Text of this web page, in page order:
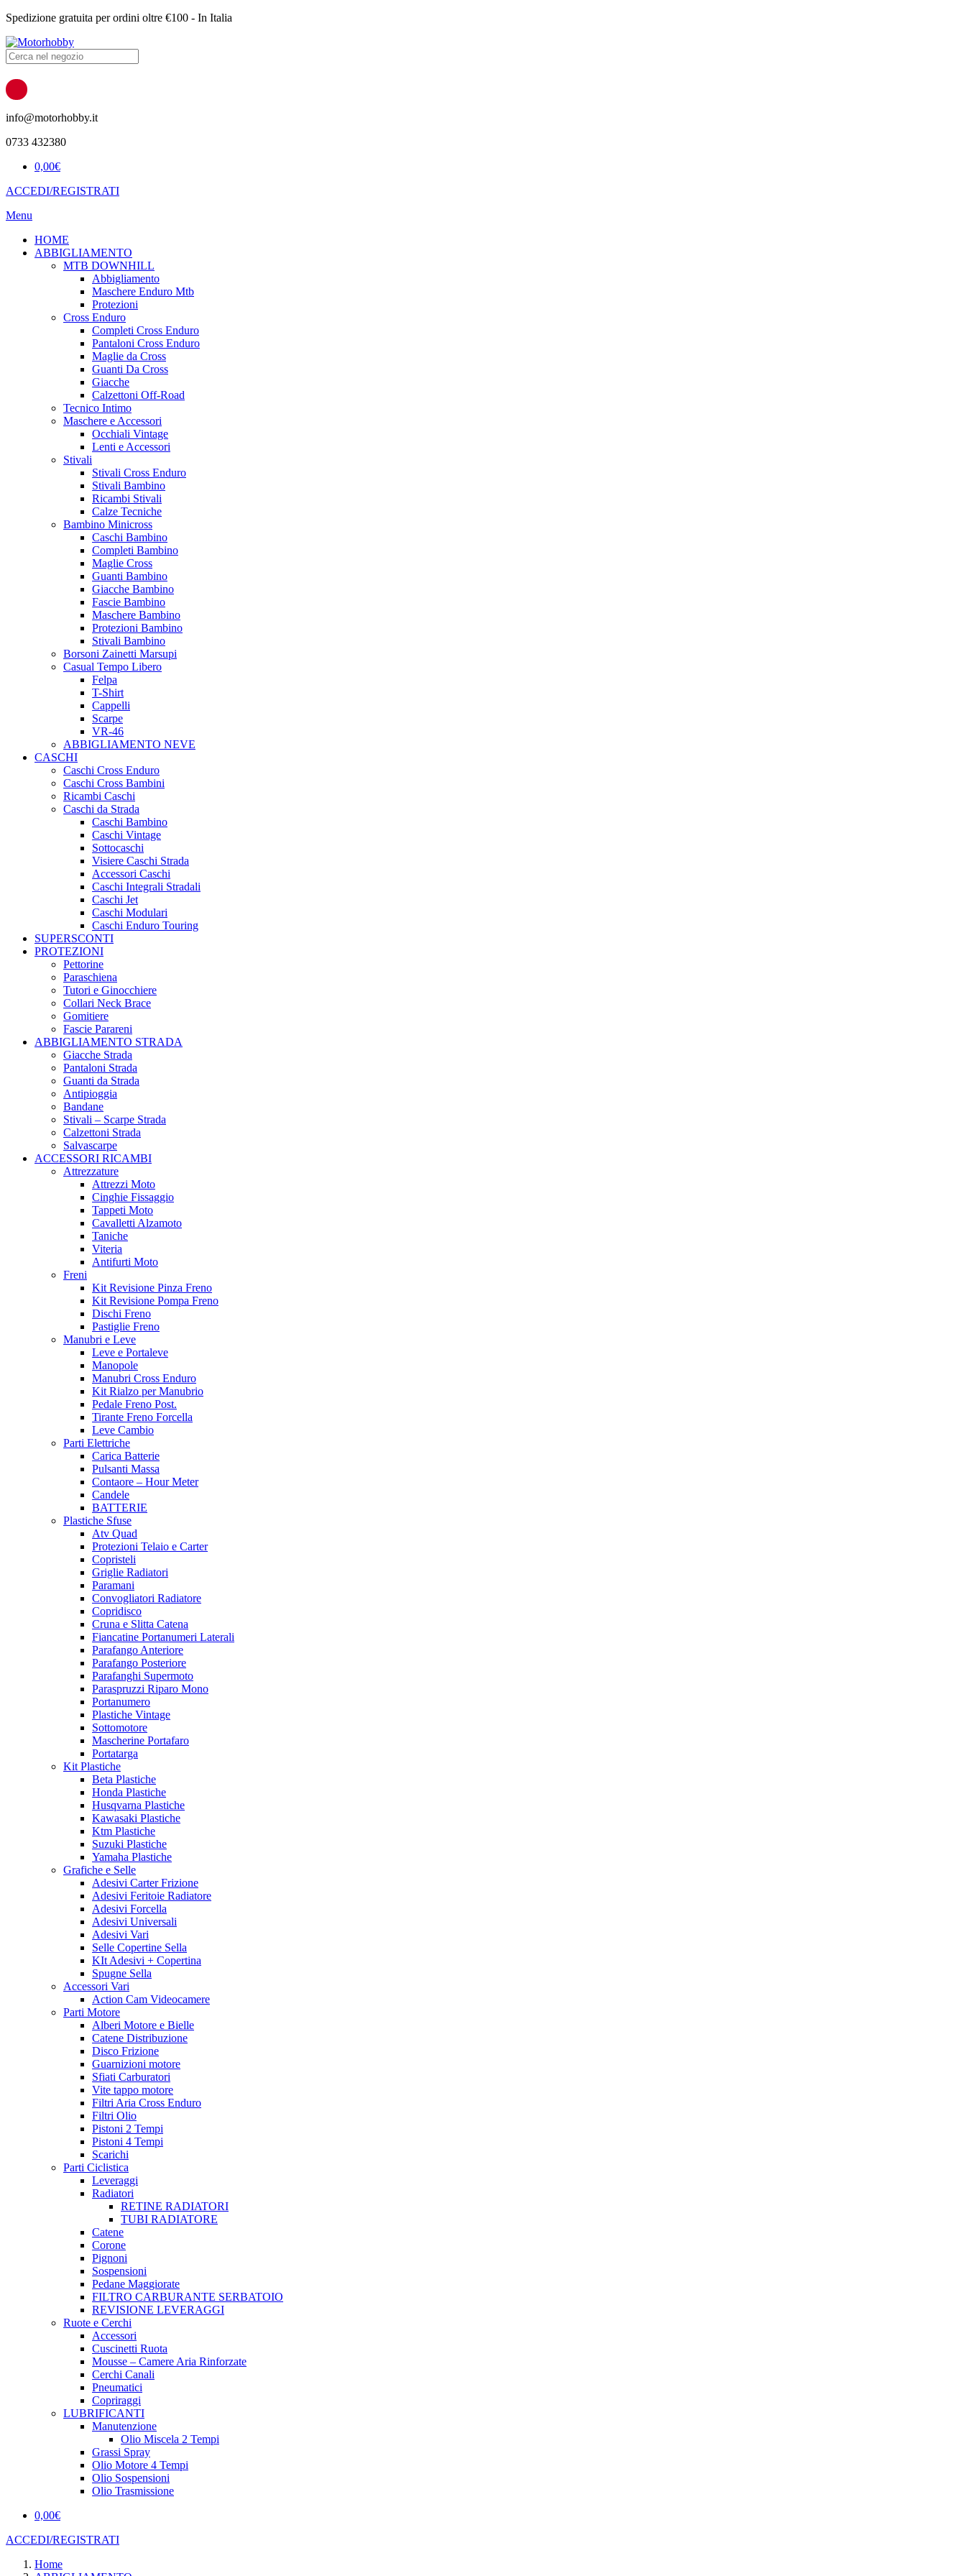
Spedizione gratuita per ordini oltre €100 - In Italia
Products
search
info@motorhobby.it
0733 432380
0,00€
ACCEDI/REGISTRATI
Menu
HOME
ABBIGLIAMENTO
MTB DOWNHILL
Abbigliamento
Maschere Enduro Mtb
Protezioni
Cross Enduro
Completi Cross Enduro
Pantaloni Cross Enduro
Maglie da Cross
Guanti Da Cross
Giacche
Calzettoni Off-Road
Tecnico Intimo
Maschere e Accessori
Occhiali Vintage
Lenti e Accessori
Stivali
Stivali Cross Enduro
Stivali Bambino
Ricambi Stivali
Calze Tecniche
Bambino Minicross
Caschi Bambino
Completi Bambino
Maglie Cross
Guanti Bambino
Giacche Bambino
Fascie Bambino
Maschere Bambino
Protezioni Bambino
Stivali Bambino
Borsoni Zainetti Marsupi
Casual Tempo Libero
Felpa
T-Shirt
Cappelli
Scarpe
VR-46
ABBIGLIAMENTO NEVE
CASCHI
Caschi Cross Enduro
Caschi Cross Bambini
Ricambi Caschi
Caschi da Strada
Caschi Bambino
Caschi Vintage
Sottocaschi
Visiere Caschi Strada
Accessori Caschi
Caschi Integrali Stradali
Caschi Jet
Caschi Modulari
Caschi Enduro Touring
SUPERSCONTI
PROTEZIONI
Pettorine
Paraschiena
Tutori e Ginocchiere
Collari Neck Brace
Gomitiere
Fascie Parareni
ABBIGLIAMENTO STRADA
Giacche Strada
Pantaloni Strada
Guanti da Strada
Antipioggia
Bandane
Stivali – Scarpe Strada
Calzettoni Strada
Salvascarpe
ACCESSORI RICAMBI
Attrezzature
Attrezzi Moto
Cinghie Fissaggio
Tappeti Moto
Cavalletti Alzamoto
Taniche
Viteria
Antifurti Moto
Freni
Kit Revisione Pinza Freno
Kit Revisione Pompa Freno
Dischi Freno
Pastiglie Freno
Manubri e Leve
Leve e Portaleve
Manopole
Manubri Cross Enduro
Kit Rialzo per Manubrio
Pedale Freno Post.
Tirante Freno Forcella
Leve Cambio
Parti Elettriche
Carica Batterie
Pulsanti Massa
Contaore – Hour Meter
Candele
BATTERIE
Plastiche Sfuse
Atv Quad
Protezioni Telaio e Carter
Copristeli
Griglie Radiatori
Paramani
Convogliatori Radiatore
Copridisco
Cruna e Slitta Catena
Fiancatine Portanumeri Laterali
Parafango Anteriore
Parafango Posteriore
Parafanghi Supermoto
Paraspruzzi Riparo Mono
Portanumero
Plastiche Vintage
Sottomotore
Mascherine Portafaro
Portatarga
Kit Plastiche
Beta Plastiche
Honda Plastiche
Husqvarna Plastiche
Kawasaki Plastiche
Ktm Plastiche
Suzuki Plastiche
Yamaha Plastiche
Grafiche e Selle
Adesivi Carter Frizione
Adesivi Feritoie Radiatore
Adesivi Forcella
Adesivi Universali
Adesivi Vari
Selle Copertine Sella
KIt Adesivi + Copertina
Spugne Sella
Accessori Vari
Action Cam Videocamere
Parti Motore
Alberi Motore e Bielle
Catene Distribuzione
Disco Frizione
Guarnizioni motore
Sfiati Carburatori
Vite tappo motore
Filtri Aria Cross Enduro
Filtri Olio
Pistoni 2 Tempi
Pistoni 4 Tempi
Scarichi
Parti Ciclistica
Leveraggi
Radiatori
RETINE RADIATORI
TUBI RADIATORE
Catene
Corone
Pignoni
Sospensioni
Pedane Maggiorate
FILTRO CARBURANTE SERBATOIO
REVISIONE LEVERAGGI
Ruote e Cerchi
Accessori
Cuscinetti Ruota
Mousse – Camere Aria Rinforzate
Cerchi Canali
Pneumatici
Copriraggi
LUBRIFICANTI
Manutenzione
Olio Miscela 2 Tempi
Grassi Spray
Olio Motore 4 Tempi
Olio Sospensioni
Olio Trasmissione
0,00€
ACCEDI/REGISTRATI
Home